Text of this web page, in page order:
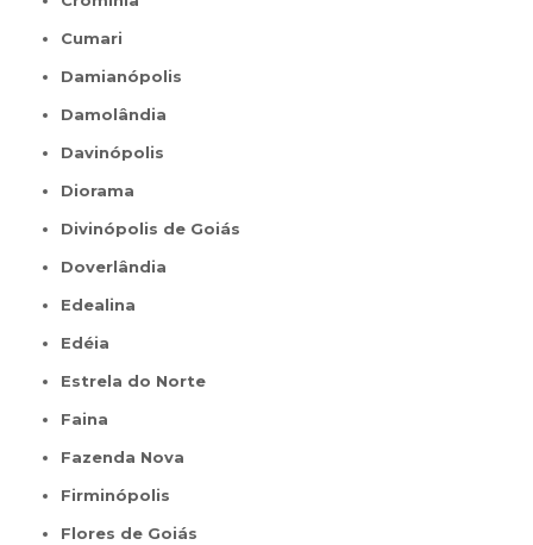
Cumari
Damianópolis
Damolândia
Davinópolis
Diorama
Divinópolis de Goiás
Doverlândia
Edealina
Edéia
Estrela do Norte
Faina
Fazenda Nova
Firminópolis
Flores de Goiás